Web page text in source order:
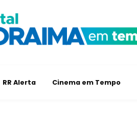
RR Alerta Cinema em Tempo